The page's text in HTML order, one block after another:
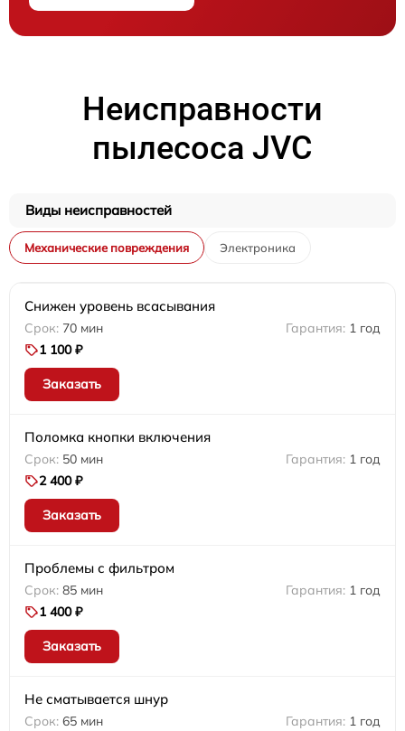
Неисправности
пылесоса JVC
Виды неисправностей
Механические повреждения Электроника
Снижен уровень всасывания
70 мин
1 год
1 100 ₽
Заказать
Поломка кнопки включения
50 мин
1 год
2 400 ₽
Заказать
Проблемы с фильтром
85 мин
1 год
1 400 ₽
Заказать
Не сматывается шнур
65 мин
1 год